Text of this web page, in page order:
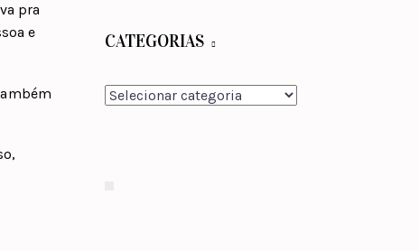
pra
e
CATEGORIAS
Categorias